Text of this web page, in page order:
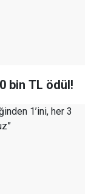
bin TL ödül!